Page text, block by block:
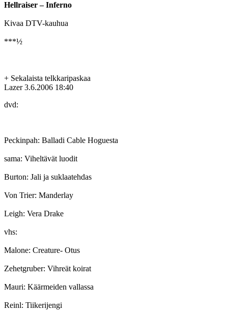
Hellraiser – Inferno
Kivaa DTV-kauhua
***½
+ Sekalaista telkkaripaskaa
Lazer 3.6.2006 18:40
dvd:
Peckinpah: Balladi Cable Hoguesta
sama: Viheltävät luodit
Burton: Jali ja suklaatehdas
Von Trier: Manderlay
Leigh: Vera Drake
vhs:
Malone: Creature- Otus
Zehetgruber: Vihreät koirat
Mauri: Käärmeiden vallassa
Reinl: Tiikerijengi